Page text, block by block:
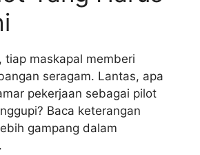
tiap maskapal memberi
seragam. Lantas, apa
pekerjaan sebagai pilot
Baca keterangan
gampang dalam